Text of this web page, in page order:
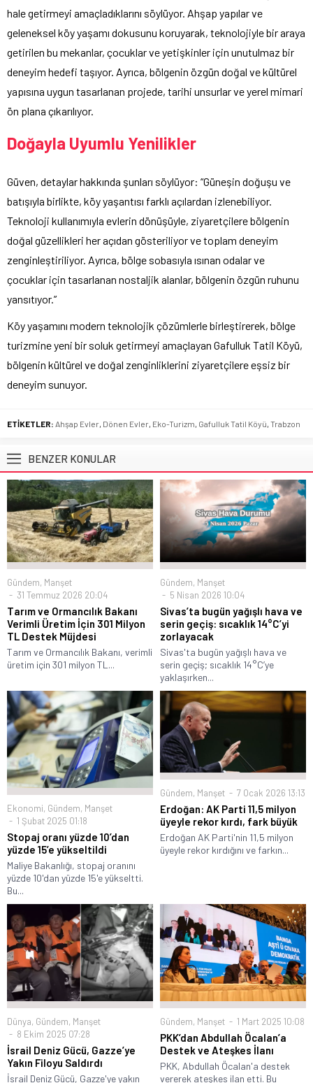
hale getirmeyi amaçladıklarını söylüyor. Ahşap yapılar ve
geleneksel köy yaşamı dokusunu koruyarak, teknolojiyle bir araya
getirilen bu mekanlar, çocuklar ve yetişkinler için unutulmaz bir
deneyim hedefi taşıyor. Ayrıca, bölgenin özgün doğal ve kültürel
yapısına uygun tasarlanan projede, tarihi unsurlar ve yerel mimari
ön plana çıkarılıyor.
Doğayla Uyumlu Yenilikler
Güven, detaylar hakkında şunları söylüyor: “Güneşin doğuşu ve
batışıyla birlikte, köy yaşantısı farklı açılardan izlenebiliyor.
Teknoloji kullanımıyla evlerin dönüşüyle, ziyaretçilere bölgenin
doğal güzellikleri her açıdan gösteriliyor ve toplam deneyim
zenginleştiriliyor. Ayrıca, bölge sobasıyla ısınan odalar ve
çocuklar için tasarlanan nostaljik alanlar, bölgenin özgün ruhunu
yansıtıyor.”
Köy yaşamını modern teknolojik çözümlerle birleştirerek, bölge
turizmine yeni bir soluk getirmeyi amaçlayan Gafulluk Tatil Köyü,
bölgenin kültürel ve doğal zenginliklerini ziyaretçilere eşsiz bir
deneyim sunuyor.
ETİKETLER: Ahşap Evler, Dönen Evler, Eko-Turizm, Gafulluk Tatil Köyü, Trabzon
BENZER KONULAR
Gündem, Manşet
31 Temmuz 2026 20:04
Tarım ve Ormancılık Bakanı
Verimli Üretim İçin 301 Milyon
TL Destek Müjdesi
Tarım ve Ormancılık Bakanı, verimli
üretim için 301 milyon TL...
Gündem, Manşet
5 Nisan 2026 10:04
Sivas’ta bugün yağışlı hava ve
serin geçiş: sıcaklık 14°C’yi
zorlayacak
Sivas'ta bugün yağışlı hava ve
serin geçiş; sıcaklık 14°C’ye
yaklaşırken...
Ekonomi, Gündem, Manşet
1 Şubat 2025 01:18
Stopaj oranı yüzde 10’dan
yüzde 15’e yükseltildi
Maliye Bakanlığı, stopaj oranını
yüzde 10'dan yüzde 15'e yükseltti.
Bu...
Gündem, Manşet 7 Ocak 2026 13:13
Erdoğan: AK Parti 11,5 milyon
üyeyle rekor kırdı, fark büyük
Erdoğan AK Parti'nin 11,5 milyon
üyeyle rekor kırdığını ve farkın...
Dünya, Gündem, Manşet
8 Ekim 2025 07:28
İsrail Deniz Gücü, Gazze’ye
Yakın Filoyu Saldırdı
İsrail Deniz Gücü, Gazze'ye yakın
Gündem, Manşet 1 Mart 2025 10:08
PKK’dan Abdullah Öcalan’a
Destek ve Ateşkes İlanı
PKK, Abdullah Öcalan'a destek
vererek ateşkes ilan etti. Bu